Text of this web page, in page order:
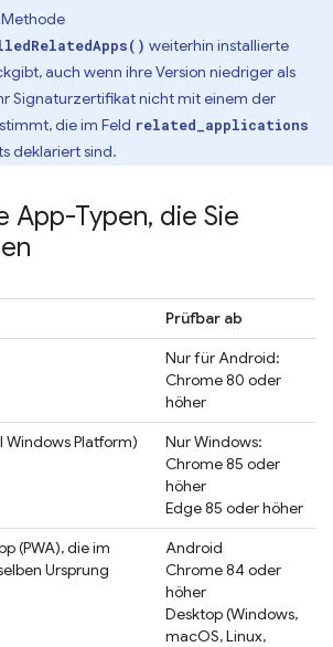
weiterhin installierte
auch wenn ihre Version niedriger als
Signaturzertifikat nicht mit einem der
die im Feld related_applications
deklariert sind.
App-Typen, die Sie
Prüfbar ab
Nur für Android:
Chrome 80 oder
höher
Windows Platform)
Nur Windows:
Chrome 85 oder
höher
Edge 85 oder höher
(PWA), die im
Ursprung
Android
Chrome 84 oder
höher
Desktop (Windows,
macOS, Linux,